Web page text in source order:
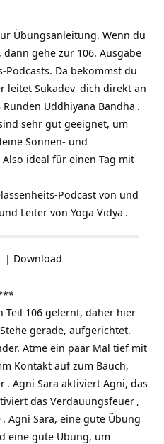
Übungsanleitung. Wenn du
dann gehe zur 106. Ausgabe
Podcasts. Da bekommst du
leitet Sukadev dich direkt an
Runden Uddhiyana Bandha .
sehr gut geeignet, um
Sonnen- und
ideal für einen Tag mit
Podcast von und
Leiter von Yoga Vidya .
| Download
Teil 106 gelernt, daher hier
gerade, aufgerichtet.
Atme ein paar Mal tief mit
Kontakt auf zum Bauch,
. Agni Sara aktiviert Agni, das
dasVerdauungsfeuer ,
. Agni Sara, eine gute Übung
eine gute Übung, um